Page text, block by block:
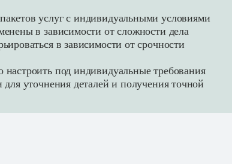
услуг с индивидуальными условиями
в зависимости от сложности дела
в зависимости от срочности
под индивидуальные требования
уточнения деталей и получения точной